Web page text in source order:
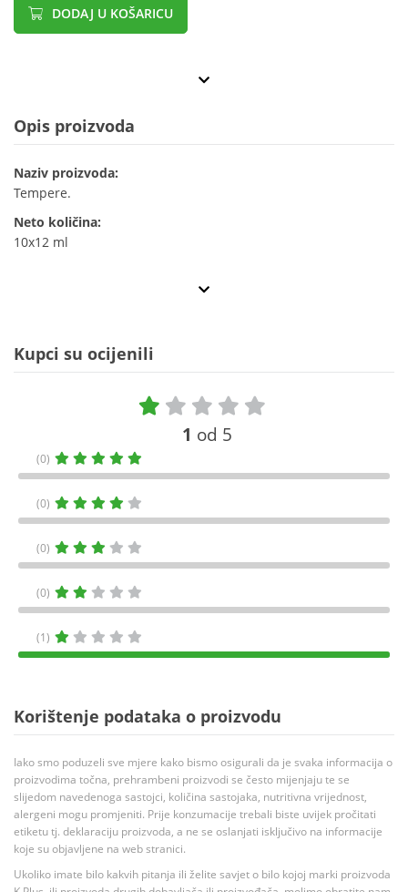
DODAJ U KOŠARICU
Opis proizvoda
Naziv proizvoda:
Tempere.
Neto količina:
10x12 ml
Kupci su ocijenili
1 od 5
(0)
(0)
(0)
(0)
(1)
Korištenje podataka o proizvodu
Iako smo poduzeli sve mjere kako bismo osigurali da je svaka informacija o
proizvodima točna, prehrambeni proizvodi se često mijenjaju te se
slijedom navedenoga sastojci, količina sastojaka, nutritivna vrijednost,
alergeni mogu promjeniti. Prije konzumacije trebali biste uvijek pročitati
etiketu tj. deklaraciju proizvoda, a ne se oslanjati isključivo na informacije
koje su objavljene na web stranici.
Ukoliko imate bilo kakvih pitanja ili želite savjet o bilo kojoj marki proizvoda